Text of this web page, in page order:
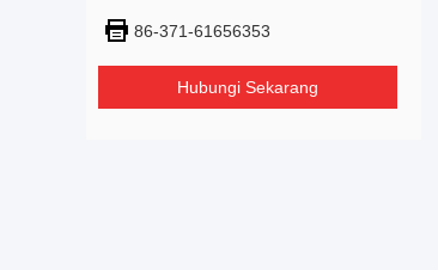
86-371-61656353
Hubungi Sekarang